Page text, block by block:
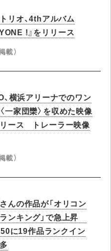
リオ、4thアルバム
!』をリリース
載）
横浜アリーナでのワン
一家団欒〉を収めた映像
ース トレーラー映像
載）
んの作品が「オリコン
ンキング」で急上昇​
に19作品ランクイン